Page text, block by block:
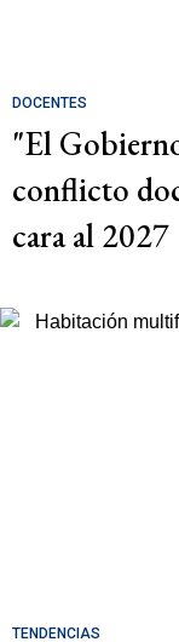
DOCENTES
"El
conflicto
cara al 2027
TENDENCIAS